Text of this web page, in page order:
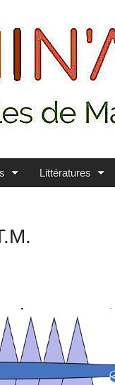
Littératures